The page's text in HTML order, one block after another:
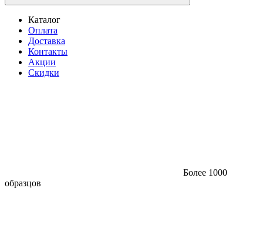
Каталог
Оплата
Доставка
Контакты
Акции
Скидки
Более 1000
образцов